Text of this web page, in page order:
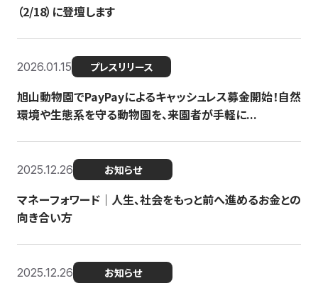
（2/18）に登壇します
2026.01.15 プレスリリース
旭山動物園でPayPayによるキャッシュレス募金開始！自然
環境や生態系を守る動物園を、来園者が手軽に...
2025.12.26 お知らせ
マネーフォワード｜人生、社会をもっと前へ進めるお金との
向き合い方
2025.12.26 お知らせ